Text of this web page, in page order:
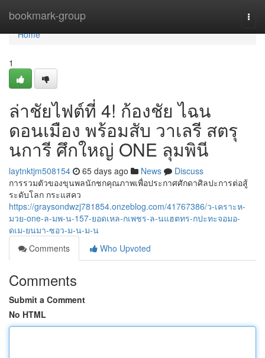
bookmark-group
Home
Home
1
ล่าชัยไฟต์ที่ 4! ก้องชัย ไฉน
ดอนเมือง พร้อมสับ วาเลรี สตรุ
นการี ศึกใหญ่ ONE ลุมพินี
laytnktjm508154 65 days ago News
Discuss
การรวมตัวของขุนพลนักชกคุณภาพเพื่อประกาศศักดาศิลปะการต่อสู้
ระดับโลก กระแสคว
https://graysondwzj781854.onzeblog.com/41767386/ว-เคราะห-
มวย-one-ล-มพ-น-157-ยอดเหล-กเพชร-ล-นแฮตทร-กปะทะจอมอ-
ดเม-ยนมา-ซอว-ม-น-ม-น
Comments
Who Upvoted
Comments
Submit a Comment
No HTML